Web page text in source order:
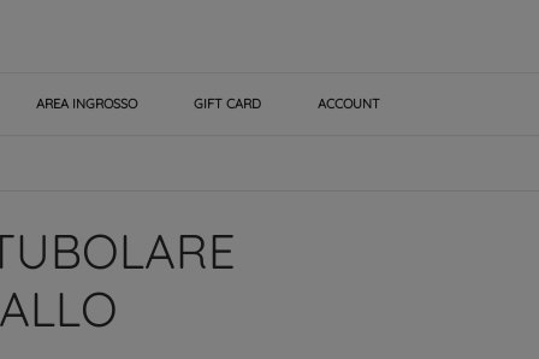
AREA INGROSSO GIFT CARD ACCOUNT